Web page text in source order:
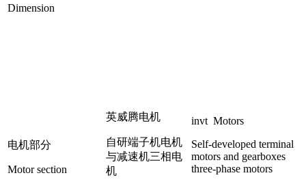
Dimension
电机部分
Motor section
英威腾电机
自研端子机电机
与减速机三相电
机
invt Motors
Self-developed terminal
motors and gearboxes
three-phase motors